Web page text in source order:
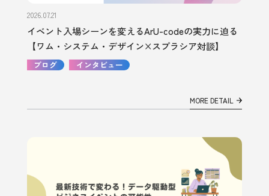
2026.07.21
イベント入場シーンを変えるArU-codeの実力に迫る
【ワム・システム・デザイン×スプラシア対談】
ブログ インタビュー
MORE DETAIL